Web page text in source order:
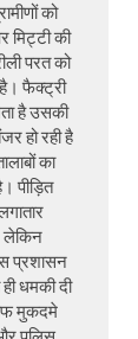
को
मिट्टी की
परत को
है। फैक्ट्री
है उसकी
हो रही है
का
पीड़ित
लेकिन
प्रशासन
धमकी दी
मुकदमे